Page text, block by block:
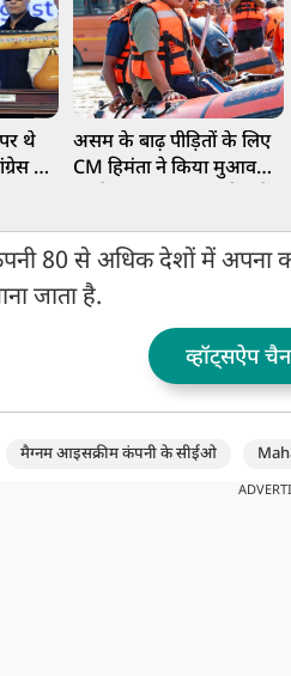
थे
पर
असम के बाढ़ पीड़ितों के लिए
CM हिमंता ने किया मुआवजे
हजार
80 से अधिक देशों में अपना
जाता है.
व्हॉट्सऐप
मैग्नम आइसक्रीम कंपनी के सीईओ